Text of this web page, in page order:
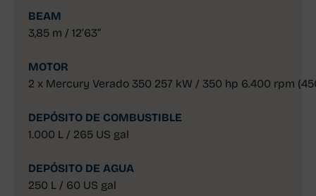
BEAM
3,85 m / 12’63”
MOTOR
2 x Mercury Verado 350 257 kW / 350 hp 6.400 rpm
DEPÓSITO DE COMBUSTIBLE
1.000 L / 265 US gal
DEPÓSITO DE AGUA
250 L / 60 US gal